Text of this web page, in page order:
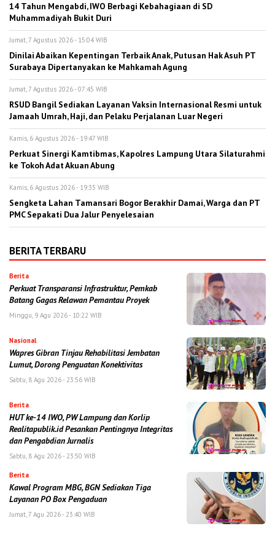
14 Tahun Mengabdi, IWO Berbagi Kebahagiaan di SD
Muhammadiyah Bukit Duri
Jumat, 7 Agustus 2026 - 15:04 WIB
Dinilai Abaikan Kepentingan Terbaik Anak, Putusan Hak Asuh PT
Surabaya Dipertanyakan ke Mahkamah Agung
Jumat, 7 Agustus 2026 - 07:45 WIB
RSUD Bangil Sediakan Layanan Vaksin Internasional Resmi untuk
Jamaah Umrah, Haji, dan Pelaku Perjalanan Luar Negeri
Kamis, 6 Agustus 2026 - 19:47 WIB
Perkuat Sinergi Kamtibmas, Kapolres Lampung Utara Silaturahmi
ke Tokoh Adat Akuan Abung
Kamis, 6 Agustus 2026 - 19:35 WIB
Sengketa Lahan Tamansari Bogor Berakhir Damai, Warga dan PT
PMC Sepakati Dua Jalur Penyelesaian
BERITA TERBARU
Berita
Perkuat Transparansi Infrastruktur, Pemkab
Batang Gagas Relawan Pemantau Proyek
Minggu, 9 Agu 2026 - 10:22 WIB
Nasional
Wapres Gibran Tinjau Rehabilitasi Jembatan
Lumut, Dorong Penguatan Konektivitas
Sabtu, 8 Agu 2026 - 23:56 WIB
Berita
HUT ke-14 IWO, PW Lampung dan Korlip
Realitapublik.id Pesankan Pentingnya Integritas
dan Pengabdian Jurnalis
Sabtu, 8 Agu 2026 - 23:50 WIB
Berita
Kawal Program MBG, BGN Sediakan Tiga
Layanan PO Box Pengaduan
Jumat, 7 Agu 2026 - 23:40 WIB